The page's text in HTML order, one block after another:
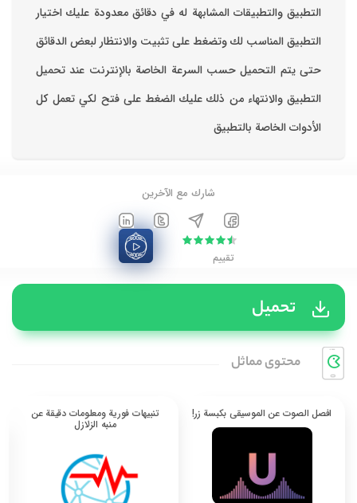
التطبيق والتطبيقات المشابهة له في دقائق معدودة ‏عليك اختيار
التطبيق المناسب لك وتضغط على تثبيت والانتظار لبعض الدقائق
حتى يتم التحميل حسب السرعة الخاصة بالإنترنت ‏عند تحميل
التطبيق والانتهاء من ذلك عليك الضغط على فتح لكي تعمل كل
الأدوات الخاصة بالتطبيق
شارك مع الآخرين
تقييم
تحميل
محتوی مماثل
افصل الصوت عن الموسيقى بكبسة زر! تنبيهات فورية ومعلومات دقيقة عن
منبه الزلازل